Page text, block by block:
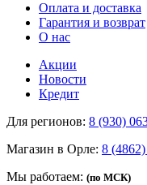
Оплата и доставка
Гарантия и возврат
О нас
Акции
Новости
Кредит
Для регионов: 8 (930)
Магазин в Орле: 8
Мы работаем: (по МСК)